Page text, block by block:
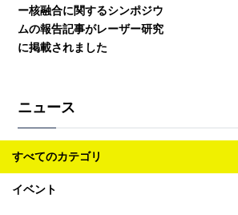
ー核融合に関するシンポジウ
ムの報告記事がレーザー研究
に掲載されました
ニュース
すべてのカテゴリ
イベント